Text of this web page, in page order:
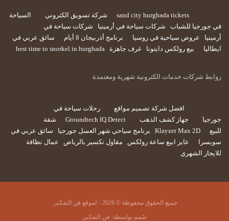
sand city hurghada tickets شركة تسويق الكتروني
السياحة
في جورجيا للشباب
شركات سياحة في أرمينيا
شركات سياحة في
أرمينيا
عروض سياحية في روسيا برنامج أذربيجان 8 أيام
سائق عربي في
ايطاليا
بيع رولكس دايتونا غرف جاهزة best time to snorkel in hurghada
روابط شركات خدمات الكترونية شهرية ومعتمدة
افضل شركة تصميم مواقع
رحلات سياحة في
جورجيا
جهاز كشف الذهب Groundtech IQ Detect
شقة
للبيع
Klayzer Max 2D برنامج سياحي شهر العسل جورجيا
سائق عربي في
سويسرا
عايز ابيع ساعة رولكس مقاول تكسير بالرياض
عمال نظافة
للايجار الشهري
جميع الحقوق محفوظة © 2026 - لموقع فن التفكير.
صُمم بواسطة: فن التفكير